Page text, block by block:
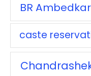
BR Ambedkar
caste